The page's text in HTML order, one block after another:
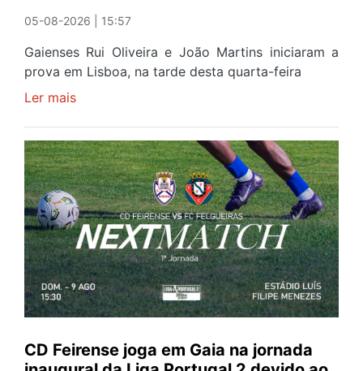
05-08-2026 | 15:57
Gaienses Rui Oliveira e João Martins iniciaram a
prova em Lisboa, na tarde desta quarta-feira
Ler mais
Oliveira
com
brilho
de
prata
no
prólogo
de
estreia
87ª
CD Feirense joga em Gaia na jornada